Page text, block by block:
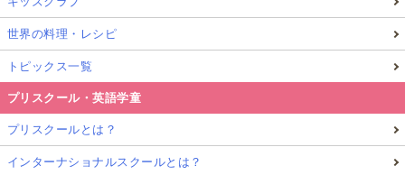
世界の料理・レシピ
トピックス一覧
プリスクール・英語学童
プリスクールとは？
インターナショナルスクールとは？